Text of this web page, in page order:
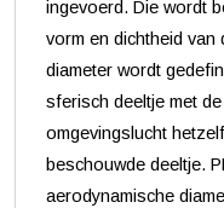
ingevoerd. Die wordt
vorm en dichtheid van
diameter wordt
sferisch deeltje met
omgevingslucht
beschouwde deeltje.
aerodynamische